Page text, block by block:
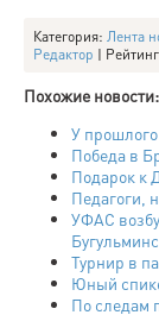
Категория: Лента
Редактор | Рейтинг
Похожие новости:
У
Победа в
Подарок к
Педагоги,
УФАС
Турнир в
Юный
По следам